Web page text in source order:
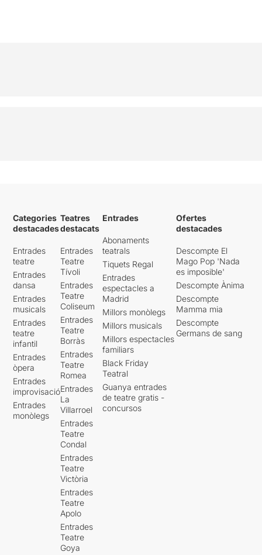
Categories
destacades
Entrades
teatre
Entrades
dansa
Entrades
musicals
Entrades
teatre
infantil
Entrades
òpera
Entrades
improvisació
Entrades
monòlegs
Teatres
destacats
Entrades
Teatre
Tívoli
Entrades
Teatre
Coliseum
Entrades
Teatre
Borràs
Entrades
Teatre
Romea
Entrades
La
Villarroel
Entrades
Teatre
Condal
Entrades
Teatre
Victòria
Entrades
Teatre
Apolo
Entrades
Teatre
Goya
Entrades
Abonaments
teatrals
Tiquets Regal
Entrades
espectacles a
Madrid
Millors monòlegs
Millors musicals
Millors espectacles
familiars
Black Friday
Teatral
Guanya entrades
de teatre gratis -
concursos
Ofertes
destacades
Descompte El
Mago Pop 'Nada
es imposible'
Descompte Ànima
Descompte
Mamma mia
Descompte
Germans de sang